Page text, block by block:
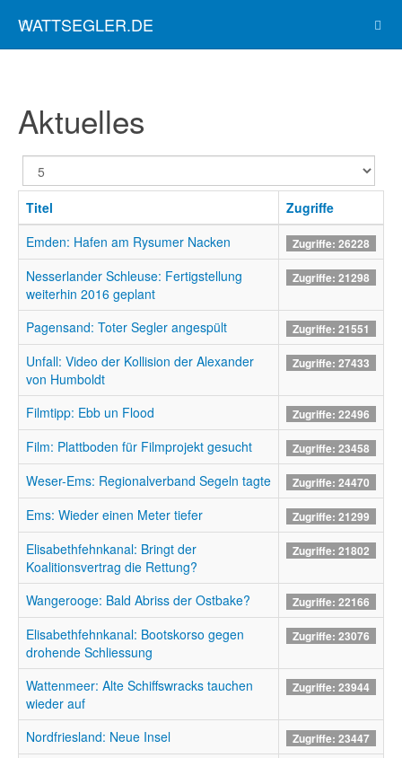
WATTSEGLER.DE
Aktuelles
Anzeige
#
Titel
Zugriffe
Emden: Hafen am Rysumer Nacken
Zugriffe: 26228
Nesserlander Schleuse: Fertigstellung
weiterhin 2016 geplant
Zugriffe: 21298
Pagensand: Toter Segler angespült Zugriffe: 21551
Unfall: Video der Kollision der Alexander
von Humboldt
Zugriffe: 27433
Filmtipp: Ebb un Flood Zugriffe: 22496
Film: Plattboden für Filmprojekt gesucht Zugriffe: 23458
Weser-Ems: Regionalverband Segeln tagte Zugriffe: 24470
Ems: Wieder einen Meter tiefer Zugriffe: 21299
Elisabethfehnkanal: Bringt der
Koalitionsvertrag die Rettung?
Zugriffe: 21802
Wangerooge: Bald Abriss der Ostbake? Zugriffe: 22166
Elisabethfehnkanal: Bootskorso gegen
drohende Schliessung
Zugriffe: 23076
Wattenmeer: Alte Schiffswracks tauchen
wieder auf
Zugriffe: 23944
Nordfriesland: Neue Insel Zugriffe: 23447